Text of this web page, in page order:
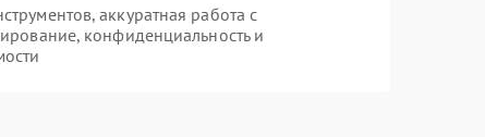
аккуратная работа с
конфиденциальность и